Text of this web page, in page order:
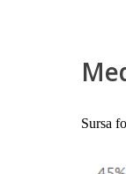
Sursa